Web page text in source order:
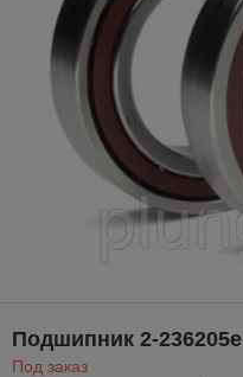
Подшипник 2-236205е
Под заказ